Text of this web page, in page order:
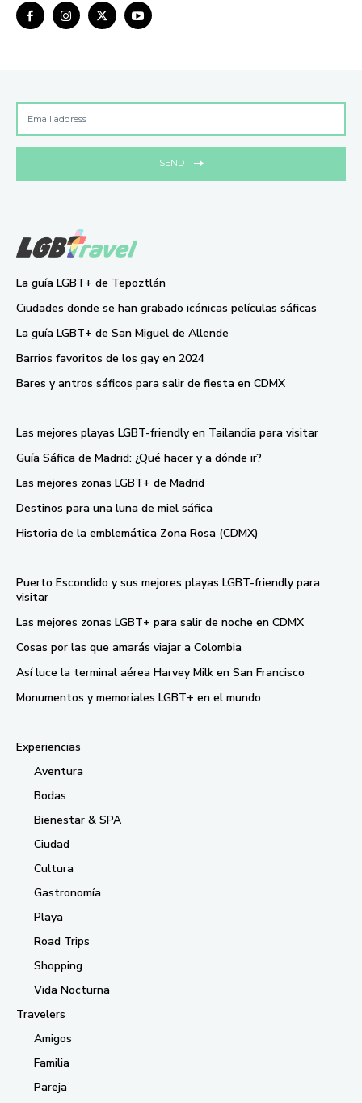
SEND
La guía LGBT+ de Tepoztlán
Ciudades donde se han grabado icónicas películas sáficas
La guía LGBT+ de San Miguel de Allende
Barrios favoritos de los gay en 2024
Bares y antros sáficos para salir de fiesta en CDMX
Las mejores playas LGBT-friendly en Tailandia para visitar
Guía Sáfica de Madrid: ¿Qué hacer y a dónde ir?
Las mejores zonas LGBT+ de Madrid
Destinos para una luna de miel sáfica
Historia de la emblemática Zona Rosa (CDMX)
Puerto Escondido y sus mejores playas LGBT-friendly para
visitar
Las mejores zonas LGBT+ para salir de noche en CDMX
Cosas por las que amarás viajar a Colombia
Así luce la terminal aérea Harvey Milk en San Francisco
Monumentos y memoriales LGBT+ en el mundo
Experiencias
Aventura
Bodas
Bienestar & SPA
Ciudad
Cultura
Gastronomía
Playa
Road Trips
Shopping
Vida Nocturna
Travelers
Amigos
Familia
Pareja